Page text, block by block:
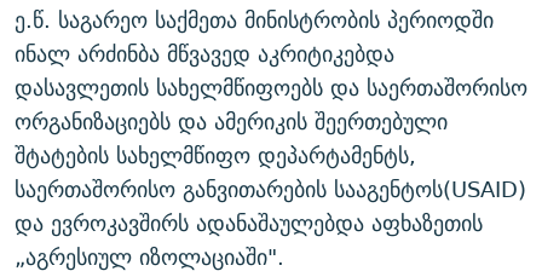
ე.წ. საგარეო საქმეთა მინისტრობის პერიოდში
ინალ არძინბა მწვავედ აკრიტიკებდა
დასავლეთის სახელმწიფოებს და საერთაშორისო
ორგანიზაციებს და ამერიკის შეერთებული
შტატების სახელმწიფო დეპარტამენტს,
საერთაშორისო განვითარების სააგენტოს(USAID)
და ევროკავშირს ადანაშაულებდა აფხაზეთის
„აგრესიულ იზოლაციაში".